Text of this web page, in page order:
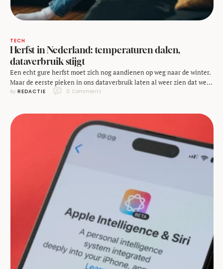
TECH
Herfst in Nederland: temperaturen dalen,
dataverbruik stijgt
Een echt gure herfst moet zich nog aandienen op weg naar de winter.
Maar de eerste pieken in ons dataverbruik laten al weer zien dat we
massaal de bank én onze favoriete films en series voor het najaar
alleen kortere dagen en warmere …
By REDACTIE 0 Comments